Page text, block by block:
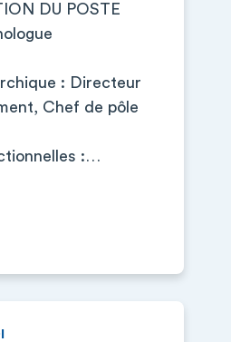
DU POSTE
: Directeur
Chef de pôle
:…